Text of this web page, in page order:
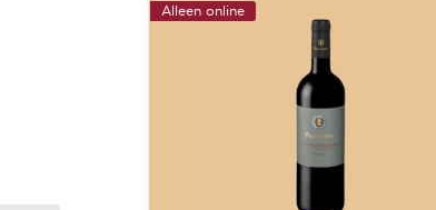
Alleen online